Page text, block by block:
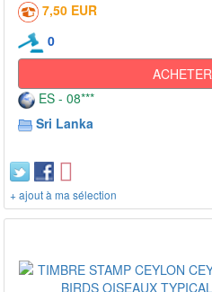
7,50 EUR
0
ACHETER
ES - 08***
Sri Lanka
+ ajout à ma sélection